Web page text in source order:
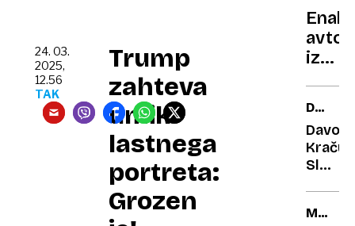
Trump
zahteva
umik
lastnega
portreta:
Grozen
24. 03.
2025,
12.56
TAK
Enak
avto
iz
v
tudi
dražji.
Kje
za